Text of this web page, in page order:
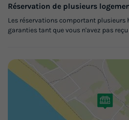
Réservation de plusieurs
Les réservations comportant plusieurs
garanties tant que vous n'avez pas